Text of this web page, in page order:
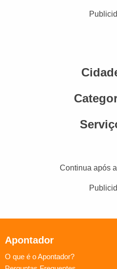
Continua após
Apontador
O que é o Apontador?